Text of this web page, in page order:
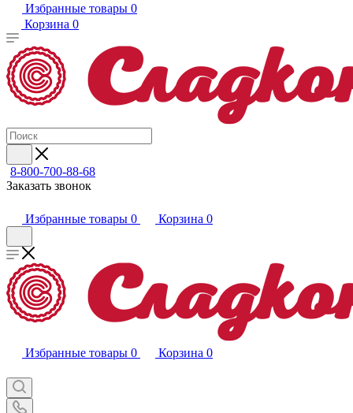
Избранные товары 0
Корзина 0
8-800-700-88-68
Заказать звонок
Избранные товары 0 Корзина 0
Избранные товары 0 Корзина 0